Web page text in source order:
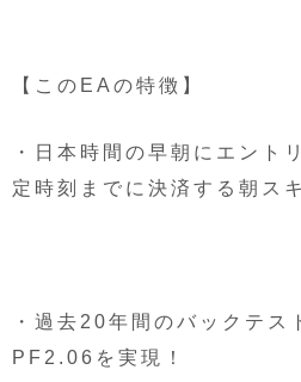
【このEAの特徴】
・日本時間の早朝にエント
定時刻までに決済する朝ス
・過去20年間のバックテス
PF2.06を実現！